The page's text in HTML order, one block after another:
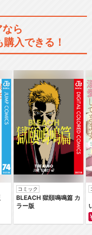
/川田まみ
田まみ
ら
入できる！
コミック
BLEACH 獄頤鳴鳴篇 カ
ラー版